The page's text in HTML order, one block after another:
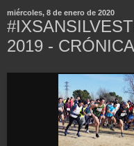
miércoles, 8 de enero de 2020
2019 -